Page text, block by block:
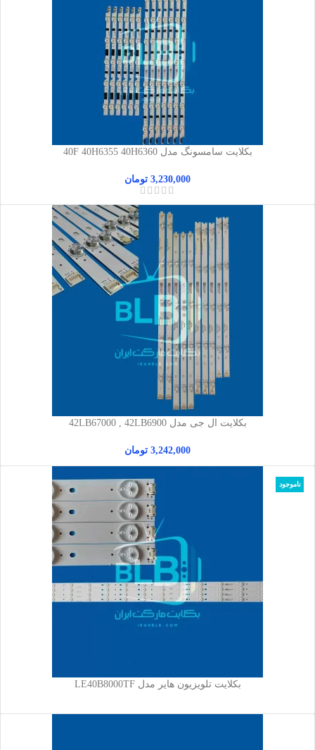
بکلایت سامسونگ مدل 40F 40H6355 40H6360
3,230,000 تومان
بکلایت ال جی مدل 42LB67000 , 42LB6900
3,242,000 تومان
ناموجود
بکلایت تلویزیون هایر مدل LE40B8000TF